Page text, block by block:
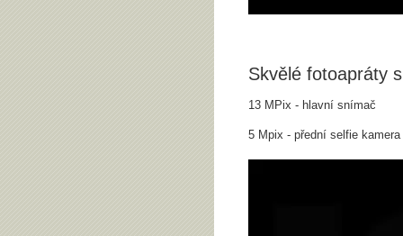
Skvělé fotoapráty
13 MPix - hlavní snímač
5 Mpix - přední selfie kamera